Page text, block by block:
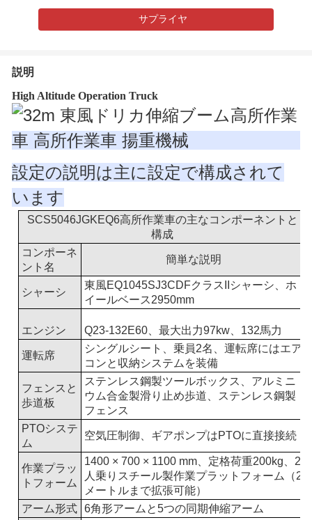
サプライヤ
説明
High Altitude Operation Truck
設定の説明は主に設定で構成されて
います
SCS5046JGKEQ6高所作業車の主なコンポーネントと
構成
コンポーネ
ント名
簡単な説明
シャーシ
東風EQ1045SJ3CDFクラスIIシャーシ、ホ
イールベース2950mm
エンジン Q23-132E60、最大出力97kw、132馬力
運転席
シングルシート、乗員2名、運転席にはエア
コンと収納システムを装備
フェンスと
歩道板
ステンレス鋼製ツールボックス、アルミニ
ウム合金製滑り止め歩道、ステンレス鋼製
フェンス
PTOシステ
ム
空気圧制御、ギアポンプはPTOに直接接続
作業プラッ
トフォーム
1400 × 700 × 1100 mm、定格荷重200kg、2
人乗りスチール製作業プラットフォーム（2
メートルまで拡張可能）
アーム形式
6角形アームと5つの同期伸縮アーム